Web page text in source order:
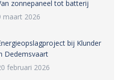
zonnepaneel tot batterij
maart 2026
bij Klunder
Dedemsvaart
februari 2026